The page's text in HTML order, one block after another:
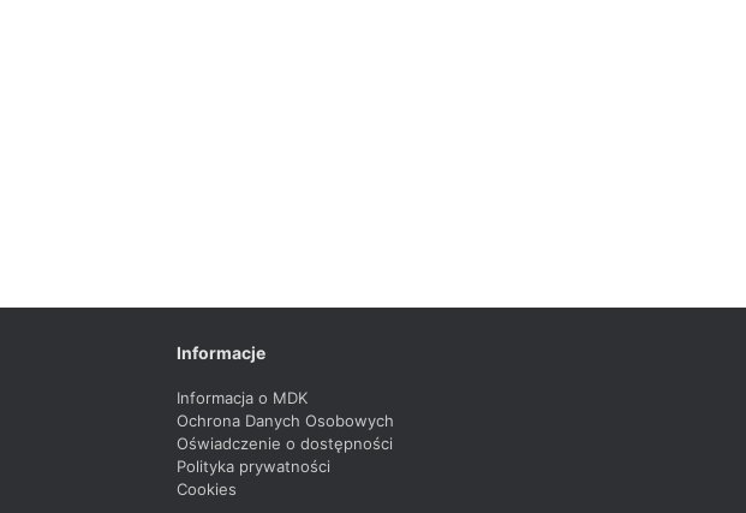
Informacje
Informacja o MDK
Ochrona Danych Osobowych
Oświadczenie o dostępności
Polityka prywatności
Cookies